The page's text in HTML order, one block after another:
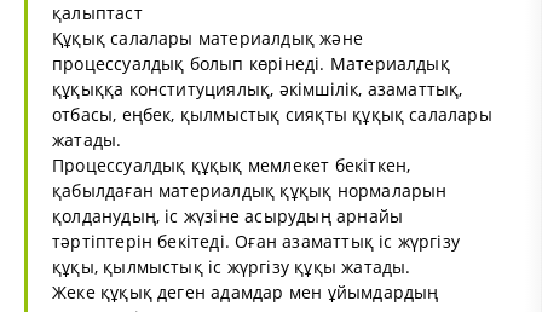
қалыптаст
Құқық салалары материалдық және
процессуалдық болып көрінеді. Материалдық
құқыққа конституциялық, әкімшілік, азаматтық,
отбасы, еңбек, қылмыстық сияқты құқық салалары
жатады.
Процессуалдық құқық мемлекет бекіткен,
қабылдаған материалдық құқық нормаларын
қолданудың, іс жүзіне асырудың арнайы
тәртіптерін бекітеді. Оған азаматтық іс жүргізу
құқы, қылмыстық іс жүргізу құқы жатады.
Жеке құқық деген адамдар мен ұйымдардың